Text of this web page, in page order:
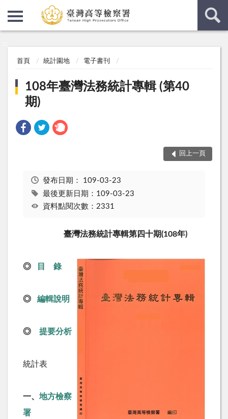
首頁 統計園地 電子書刊
108年臺灣法務統計專輯 (第40
期)
回上一頁
發布日期： 109-03-23
最後更新日期：109-03-23
資料點閱次數：2331
臺灣法務統計專輯第四十期(108年)
◎ 目 錄
◎ 編輯說明
◎ 提要分析
統計表
一、 地方檢察
署